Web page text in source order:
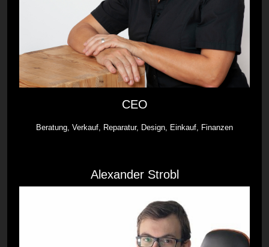
CEO
Beratung, Verkauf, Reparatur, Design, Einkauf, Finanzen
Alexander Strobl